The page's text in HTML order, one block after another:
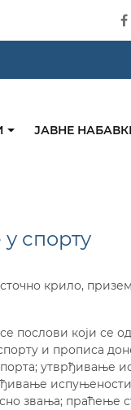
ЈАВНЕ
спорту
крило,
послови који се
и прописа
утврђивање
звања; праћење